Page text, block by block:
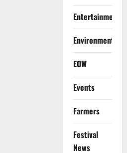
Entertainment
Environment
EOW
Events
Farmers
Festival
News